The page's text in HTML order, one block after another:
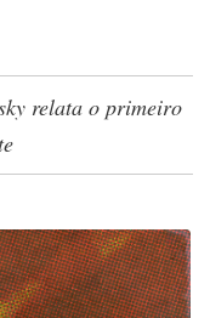
​relata o primeiro